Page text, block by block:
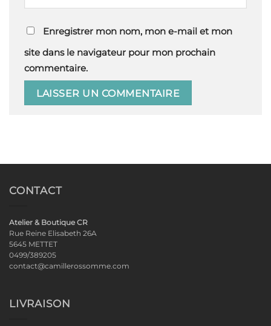
Enregistrer mon nom, mon e-mail et mon
site dans le navigateur pour mon prochain
commentaire.
CONTACT
Atelier & Boutique CR
Rue Reine Elisabeth 26A
5645 METTET
0499/389205
contact@camillerossomme.com
LIVRAISON